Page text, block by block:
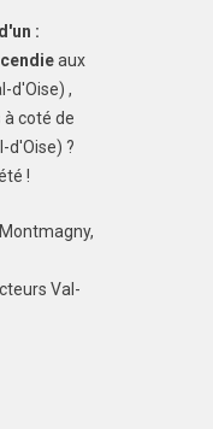
:
aux
d'Oise) ,
à coté de
d'Oise) ?
!
Val-